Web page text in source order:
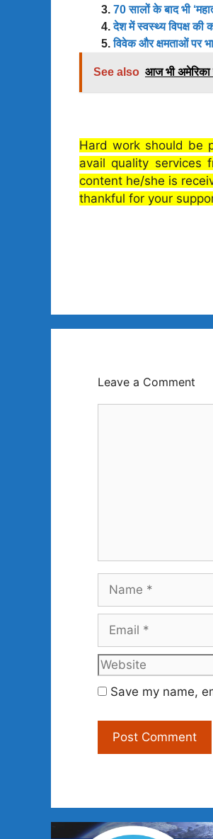
70 सालों के बाद भी
देश में स्वस्थ्य विपक्ष की
विवेक और क्षमताओं पर
See also आज भी
Hard work should be
avail quality
content he/she is
thankful for your
Leave a Comment
Website
Save my name,